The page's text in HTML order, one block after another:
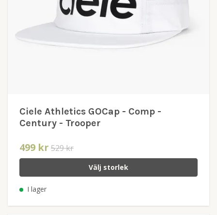
Ciele Athletics GOCap - Comp -
Century - Trooper
499 kr 529 kr
Välj storlek
I lager